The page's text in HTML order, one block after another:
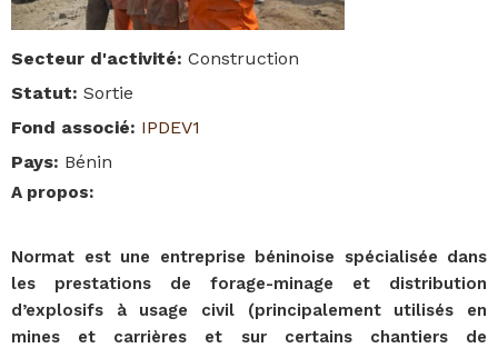
Secteur d'activité: Construction
Statut: Sortie
Fond associé: IPDEV1
Pays: Bénin
A propos:
Normat est une entreprise béninoise spécialisée dans
les prestations de forage-minage et distribution
d’explosifs à usage civil (principalement utilisés en
mines et carrières et sur certains chantiers de